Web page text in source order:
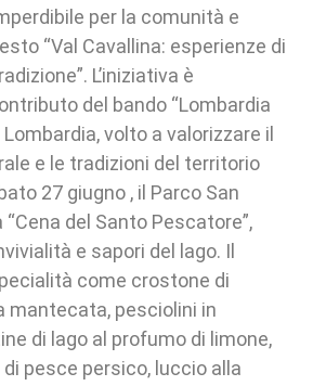
per la comunità e
“Val Cavallina: esperienze di
L’iniziativa è
del bando “Lombardia
Lombardia, volto a valorizzare il
e le tradizioni del territorio
27 giugno , il Parco San
del Santo Pescatore”,
e sapori del lago. Il
come crostone di
mantecata, pesciolini in
di lago al profumo di limone,
pesce persico, luccio alla